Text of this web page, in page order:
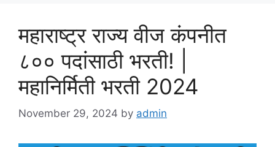
महाराष्ट्र राज्य वीज कंपनीत
८०० पदांसाठी भरती! |
महानिर्मिती भरती 2024
November 29, 2024 by admin